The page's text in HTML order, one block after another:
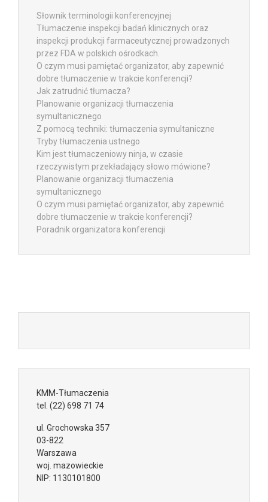
Słownik terminologii konferencyjnej
Tłumaczenie inspekcji badań klinicznych oraz
inspekcji produkcji farmaceutycznej prowadzonych
przez FDA w polskich ośrodkach.
O czym musi pamiętać organizator, aby zapewnić
dobre tłumaczenie w trakcie konferencji?
Jak zatrudnić tłumacza?
Planowanie organizacji tłumaczenia
symultanicznego
Z pomocą techniki: tłumaczenia symultaniczne
Tryby tłumaczenia ustnego
Kim jest tłumaczeniowy ninja, w czasie
rzeczywistym przekładający słowo mówione?
Planowanie organizacji tłumaczenia
symultanicznego
O czym musi pamiętać organizator, aby zapewnić
dobre tłumaczenie w trakcie konferencji?
Poradnik organizatora konferencji
KMM-Tłumaczenia
tel. (22) 698 71 74
ul. Grochowska 357
03-822
Warszawa
woj. mazowieckie
NIP: 1130101800